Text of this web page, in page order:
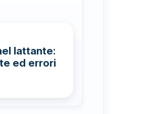
lattante:
ed errori